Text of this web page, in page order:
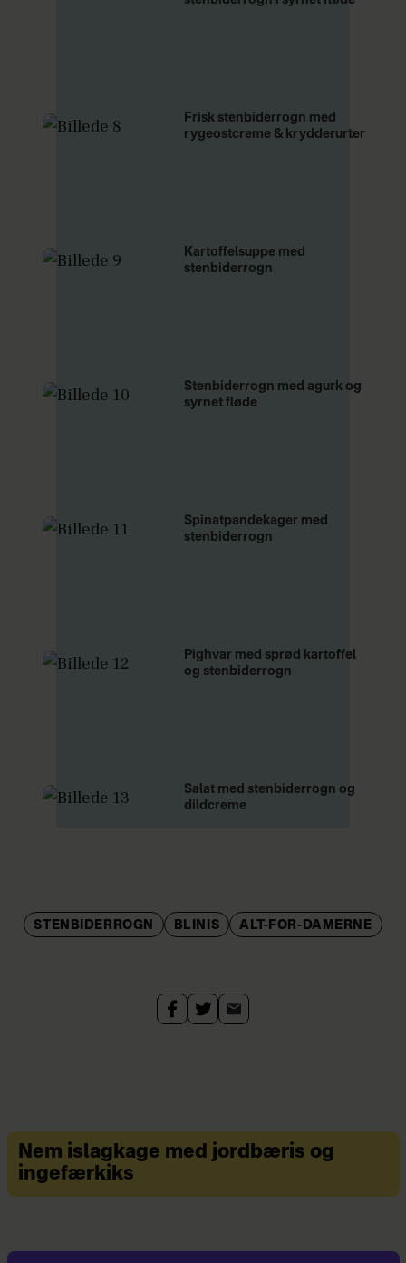
Frisk stenbiderrogn med
rygeostcreme & krydderurter
Kartoffelsuppe med
stenbiderrogn
Stenbiderrogn med agurk og
syrnet fløde
Spinatpandekager med
stenbiderrogn
Pighvar med sprød kartoffel
og stenbiderrogn
Salat med stenbiderrogn og
dildcreme
STENBIDERROGN BLINIS ALT-FOR-DAMERNE
Nem islagkage med jordbæris og
ingefærkiks